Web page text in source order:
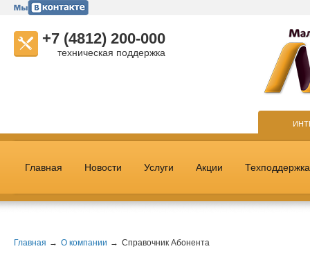
+7 (4812) 200-000
техническая поддержка
Главная Новости Услуги Акции Техподдержка
Главная О компании Справочник Абонента